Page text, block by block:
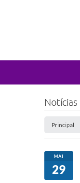
Notícias
Principal
MAI
29